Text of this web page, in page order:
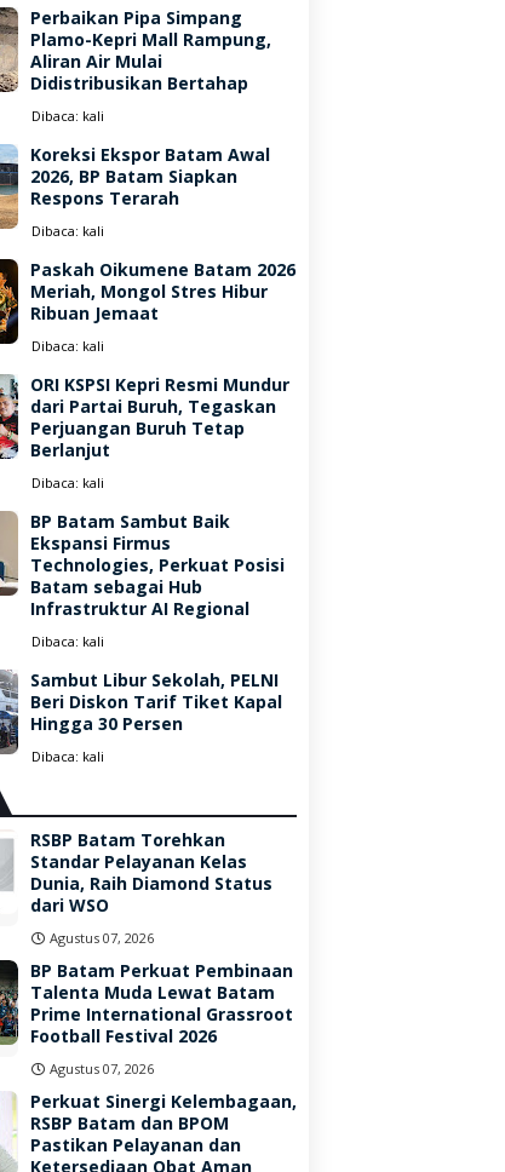
Perbaikan Pipa Simpang
Plamo-Kepri Mall Rampung,
Aliran Air Mulai
Didistribusikan Bertahap
Dibaca: kali
Koreksi Ekspor Batam Awal
2026, BP Batam Siapkan
Respons Terarah
Dibaca: kali
Paskah Oikumene Batam 2026
Meriah, Mongol Stres Hibur
Ribuan Jemaat
Dibaca: kali
ORI KSPSI Kepri Resmi Mundur
dari Partai Buruh, Tegaskan
Perjuangan Buruh Tetap
Berlanjut
Dibaca: kali
BP Batam Sambut Baik
Ekspansi Firmus
Technologies, Perkuat Posisi
Batam sebagai Hub
Infrastruktur AI Regional
Dibaca: kali
Sambut Libur Sekolah, PELNI
Beri Diskon Tarif Tiket Kapal
Hingga 30 Persen
Dibaca: kali
RSBP Batam Torehkan
Standar Pelayanan Kelas
Dunia, Raih Diamond Status
dari WSO
Agustus 07, 2026
BP Batam Perkuat Pembinaan
Talenta Muda Lewat Batam
Prime International Grassroot
Football Festival 2026
Agustus 07, 2026
Perkuat Sinergi Kelembagaan,
RSBP Batam dan BPOM
Pastikan Pelayanan dan
Ketersediaan Obat Aman